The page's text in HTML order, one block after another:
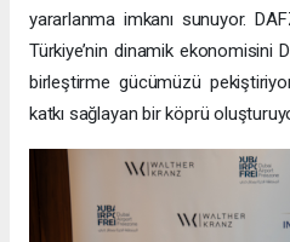
yararlanma imkanı sunuyor.
Türkiye’nin dinamik ekonomisini
birleştirme gücümüzü
katkı sağlayan bir köprü